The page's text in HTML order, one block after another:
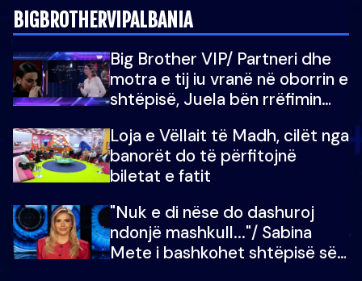
BIGBROTHERVIPALBANIA
Big Brother VIP/ Partneri dhe
motra e tij iu vranë në oborrin e
shtëpisë, Juela bën rrëfimin
do të martoheshim, por zemra
mu copëtua
Loja e Vëllait të Madh, cilët nga
banorët do të përfitojnë
biletat e fatit
"Nuk e di nëse do dashuroj
ndonjë mashkull..."/ Sabina
Mete i bashkohet shtëpisë së